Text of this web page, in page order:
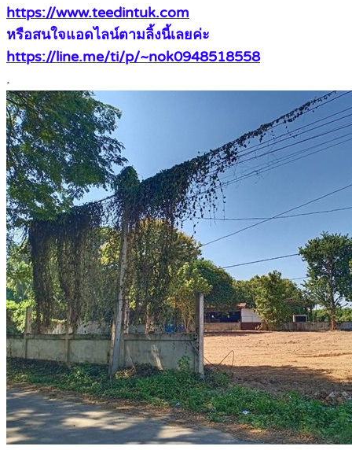
https://www.teedintuk.com
หรือสนใจแอดไลน์ตามลิ้งนี้เลยค่ะ
https://line.me/ti/p/~nok0948518558
.